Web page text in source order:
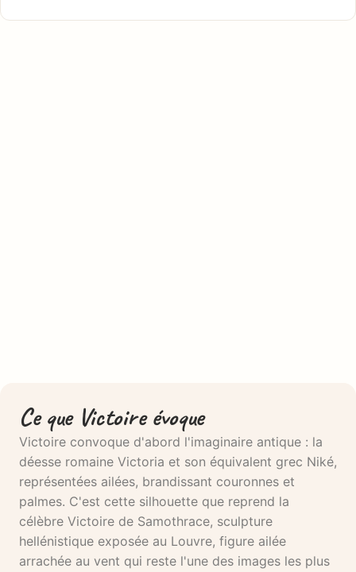
Ce que Victoire évoque
Victoire convoque d'abord l'imaginaire antique : la
déesse romaine Victoria et son équivalent grec Niké,
représentées ailées, brandissant couronnes et
palmes. C'est cette silhouette que reprend la
célèbre Victoire de Samothrace, sculpture
hellénistique exposée au Louvre, figure ailée
arrachée au vent qui reste l'une des images les plus